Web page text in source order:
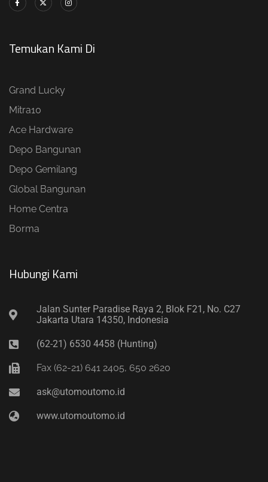
Temukan Kami Di
Grand Lucky
Mitra10
Ace Hardware
Depo Bangunan
Depo Gemilang
Global Bangunan
Home Centra
Borma
Hubungi Kami​
Jalan Sunter Paradise Raya 2, Blok F21, No. C27
Jakarta Utara 14350, Indonesia
(62-21) 6530 4458 (Hunting)
Fax (62-21) 641 2405, 650 2620
ask@utomoutomo.id
www.utomoutomo.id